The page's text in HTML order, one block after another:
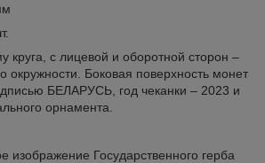
с лицевой и оборотной сторон –
окружности. Боковая поверхность монет
БЕЛАРУСЬ, год чеканки ‒ 2023 и
орнамента.
изображение Государственного герба